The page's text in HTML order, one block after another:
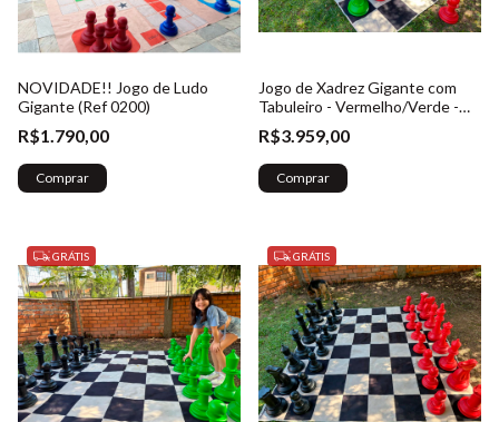
NOVIDADE!! Jogo de Ludo
Gigante (Ref 0200)
R$1.790,00
Jogo de Xadrez Gigante com
Tabuleiro - Vermelho/Verde -
(Ref. 023)
R$3.959,00
Comprar
GRÁTIS GRÁTIS